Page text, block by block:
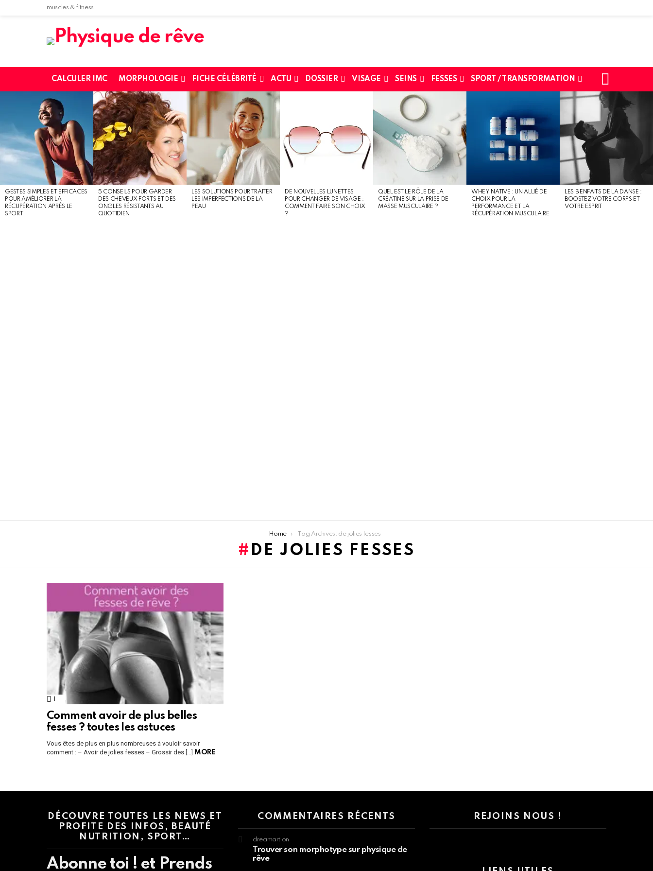
muscles & fitness
CALCULER IMC MORPHOLOGIE FICHE CÉLÉBRITÉ ACTU DOSSIER VISAGE SEINS FESSES SPORT / TRANSFORMATION
GESTES SIMPLES ET EFFICACES
POUR AMÉLIORER LA
RÉCUPÉRATION APRÈS LE
SPORT
5 CONSEILS POUR GARDER
DES CHEVEUX FORTS ET DES
ONGLES RÉSISTANTS AU
QUOTIDIEN
LES SOLUTIONS POUR TRAITER
LES IMPERFECTIONS DE LA
PEAU
DE NOUVELLES LUNETTES
POUR CHANGER DE VISAGE :
COMMENT FAIRE SON CHOIX
?
QUEL EST LE RÔLE DE LA
CRÉATINE SUR LA PRISE DE
MASSE MUSCULAIRE ?
WHEY NATIVE : UN ALLIÉ DE
CHOIX POUR LA
PERFORMANCE ET LA
RÉCUPÉRATION MUSCULAIRE
LES BIENFAITS DE LA DANSE :
BOOSTEZ VOTRE CORPS ET
VOTRE ESPRIT
Home Tag Archives: de jolies fesses
DE JOLIES FESSES
LATEST
STORIES
Comment avoir de plus belles
fesses ? toutes les astuces
Vous êtes de plus en plus nombreuses à vouloir savoir
comment : – Avoir de jolies fesses – Grossir des […] MORE
DÉCOUVRE TOUTES LES NEWS ET
PROFITE DES INFOS, BEAUTÉ
NUTRITION, SPORT…
Abonne toi ! et Prends
COMMENTAIRES RÉCENTS
dreamart on
Trouver son morphotype sur physique de
rêve
REJOINS NOUS !